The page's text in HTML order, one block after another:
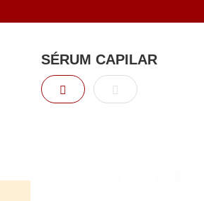
SÉRUM CAPILAR
Parrilla Lista